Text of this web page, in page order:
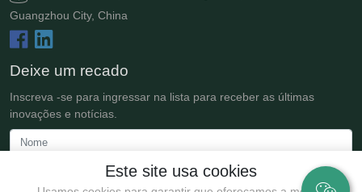
Este site usa cookies
Guangzhou City, China
Deixe um recado
Inscreva -se para ingressar na lista para receber as últimas
inovações e notícias.